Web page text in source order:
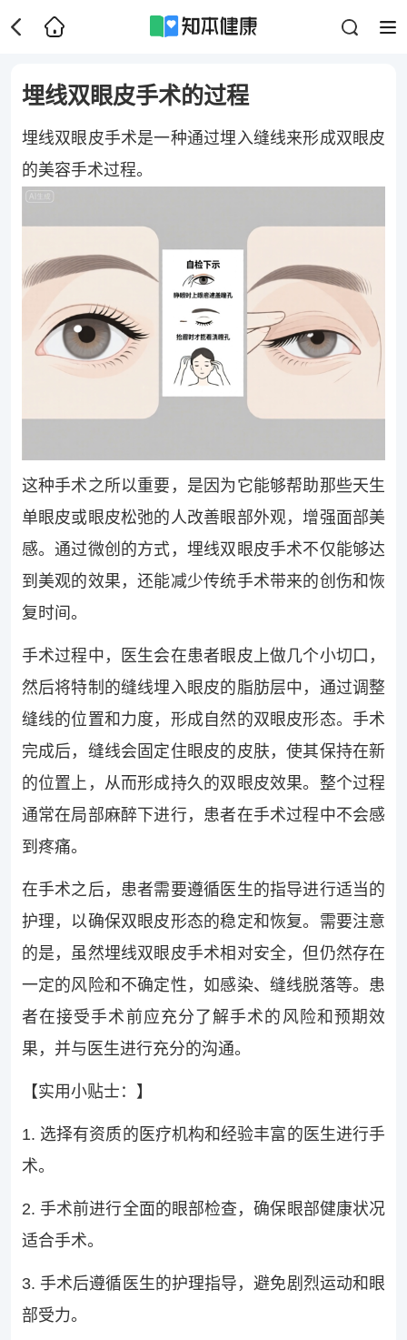
埋线双眼皮手术的过程
埋线双眼皮手术是一种通过埋入缝线来形成双眼皮
的美容手术过程。
这种手术之所以重要，是因为它能够帮助那些天生
单眼皮或眼皮松弛的人改善眼部外观，增强面部美
感。通过微创的方式，埋线双眼皮手术不仅能够达
到美观的效果，还能减少传统手术带来的创伤和恢
复时间。
手术过程中，医生会在患者眼皮上做几个小切口，
然后将特制的缝线埋入眼皮的脂肪层中，通过调整
缝线的位置和力度，形成自然的双眼皮形态。手术
完成后，缝线会固定住眼皮的皮肤，使其保持在新
的位置上，从而形成持久的双眼皮效果。整个过程
通常在局部麻醉下进行，患者在手术过程中不会感
到疼痛。
在手术之后，患者需要遵循医生的指导进行适当的
护理，以确保双眼皮形态的稳定和恢复。需要注意
的是，虽然埋线双眼皮手术相对安全，但仍然存在
一定的风险和不确定性，如感染、缝线脱落等。患
者在接受手术前应充分了解手术的风险和预期效
果，并与医生进行充分的沟通。
【实用小贴士：】
1. 选择有资质的医疗机构和经验丰富的医生进行手
术。
2. 手术前进行全面的眼部检查，确保眼部健康状况
适合手术。
3. 手术后遵循医生的护理指导，避免剧烈运动和眼
部受力。